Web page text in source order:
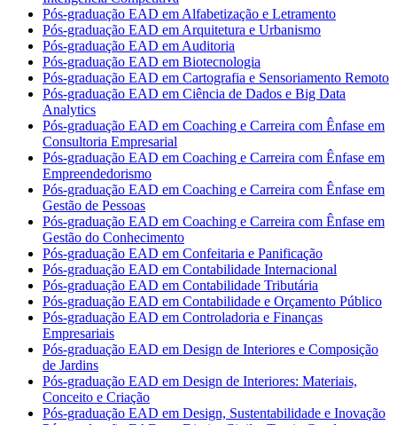
Pós-graduação EAD em Alfabetização e Letramento
Pós-graduação EAD em Arquitetura e Urbanismo
Pós-graduação EAD em Auditoria
Pós-graduação EAD em Biotecnologia
Pós-graduação EAD em Cartografia e Sensoriamento Remoto
Pós-graduação EAD em Ciência de Dados e Big Data
Analytics
Pós-graduação EAD em Coaching e Carreira com Ênfase em
Consultoria Empresarial
Pós-graduação EAD em Coaching e Carreira com Ênfase em
Empreendedorismo
Pós-graduação EAD em Coaching e Carreira com Ênfase em
Gestão de Pessoas
Pós-graduação EAD em Coaching e Carreira com Ênfase em
Gestão do Conhecimento
Pós-graduação EAD em Confeitaria e Panificação
Pós-graduação EAD em Contabilidade Internacional
Pós-graduação EAD em Contabilidade Tributária
Pós-graduação EAD em Contabilidade e Orçamento Público
Pós-graduação EAD em Controladoria e Finanças
Empresariais
Pós-graduação EAD em Design de Interiores e Composição
de Jardins
Pós-graduação EAD em Design de Interiores: Materiais,
Conceito e Criação
Pós-graduação EAD em Design, Sustentabilidade e Inovação